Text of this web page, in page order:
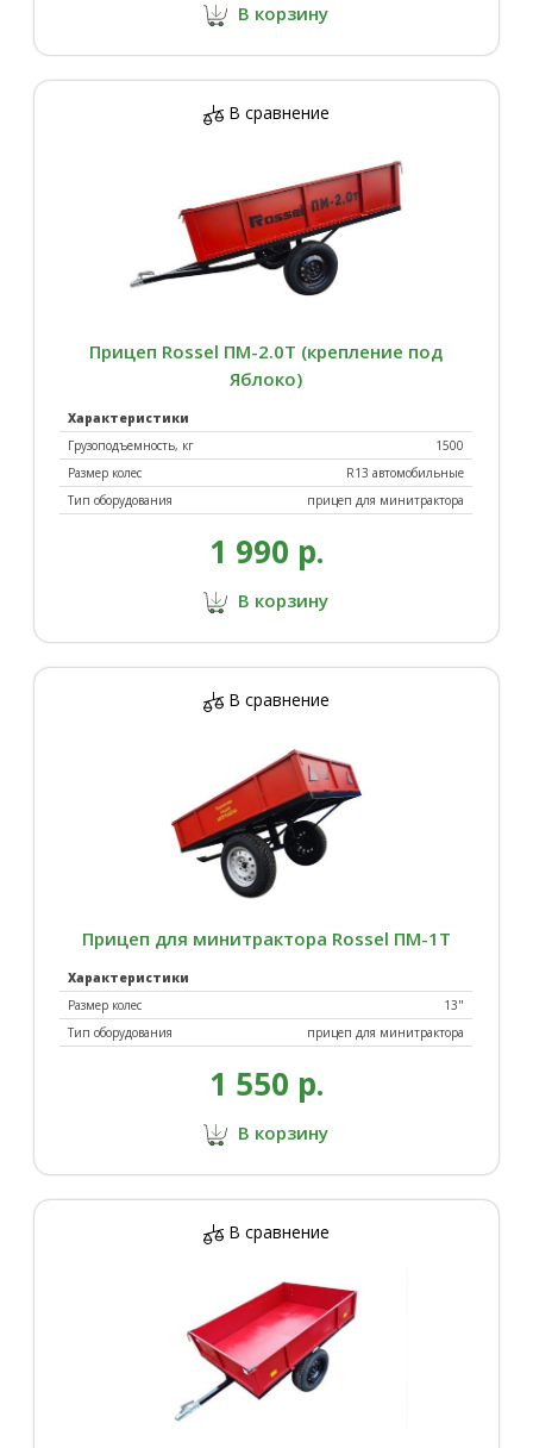
В корзину
В сравнение
Прицеп Rossel ПМ-2.0Т (крепление под
Яблоко)
Характеристики
Грузоподъемность, кг
1500
Размер колес
R13 автомобильные
Тип оборудования
прицеп для минитрактора
1 990 р.
В корзину
В сравнение
Прицеп для минитрактора Rossel ПM-1T
Характеристики
Размер колес
13"
Тип оборудования
прицеп для минитрактора
1 550 р.
В корзину
В сравнение